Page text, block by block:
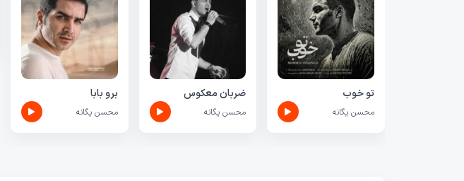
تو خوب
محسن یگانه
ضربان معکوس
محسن یگانه
برو بابا
محسن یگانه